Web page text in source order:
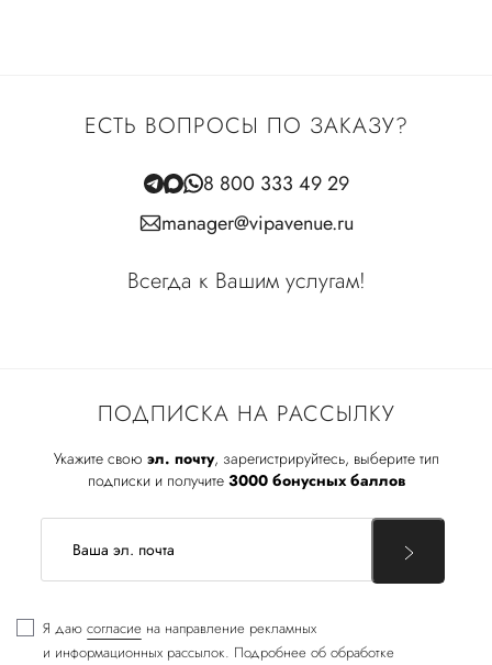
ПОДПИСКА НА РАССЫЛКУ
Укажите свою эл. почту, зарегистрируйтесь, выберите тип
подписки и получите 3000 бонусных баллов
Я даю согласие на направление рекламных
и информационных рассылок. Подробнее об обработке
ЕСТЬ ВОПРОСЫ ПО ЗАКАЗУ?
8 800 333 49 29
manager@vipavenue.ru
Всегда к Вашим услугам!